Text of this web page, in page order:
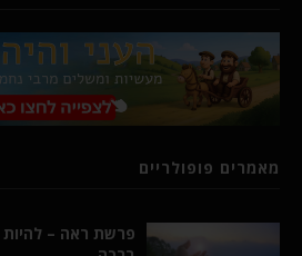
מאמרים פופולריים
פרשת ראה –